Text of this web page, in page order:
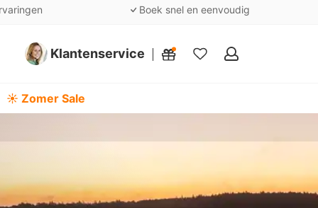
Boek snel en eenvoudig
Klantenservice
Mijn
☀️ Zomer Sale